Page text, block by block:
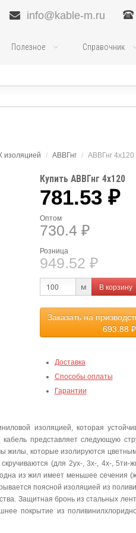
info@kable-m.ru
Полезное Справочник
/ АВВГнг / АВВГнг 4х120
Купить АВВГнг 4х120
781.53 ₽
Оптом
730.4 ₽
Розница
949.52 ₽
м В корзину
Заказать на
693.88 ₽
Доставка
Способы оплаты
Гарантии
изоляцией, которая
представляет следующую
жилы, которые изолируются
(для 2ух-, 3х-, 4х-,
из жил имеет меньшее сечения
поясной изоляцией из
Защитная бронь из стальных
покрытие из